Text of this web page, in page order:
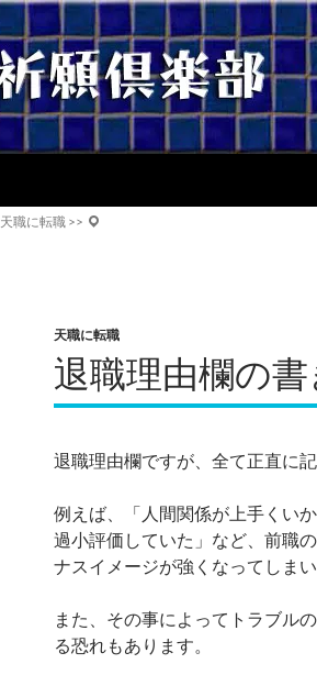
天職に転職 >>
天職に転職
退職理由欄の
退職理由欄ですが、全て正直に
例えば、「人間関係が上手くい
過小評価していた」など、前職
ナスイメージが強くなってしまい
また、その事によってトラブル
る恐れもあります。